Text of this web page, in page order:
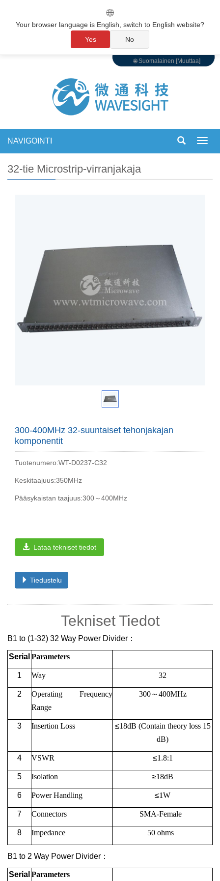
🌐 Suomalainen [Muuttaa]
NAVIGOINTI
32-tie Microstrip-virranjakaja
300-400MHz 32-suuntaiset tehonjakajan
komponentit
Tuotenumero:WT-D0237-C32
Keskitaajuus:350MHz
Pääsykaistan taajuus:300～400MHz
Lataa tekniset tiedot
Tiedustelu
Tekniset Tiedot
B1 to (1-32) 32 Way Power Divider ：
Serial Parameters
1 Way 32
2 Operating
Frequency
Range
300～400MHz
3 Insertion Loss ≤18dB (Contain theory loss 15
dB)
4 VSWR ≤1.8:1
5 Isolation ≥18dB
6 Power Handling ≤1W
7 Connectors SMA-Female
8 Impedance 50 ohms
B1 to 2 Way Power Divider ：
Serial Parameters
🌐
Your browser language is English, switch to English website?
Yes
No